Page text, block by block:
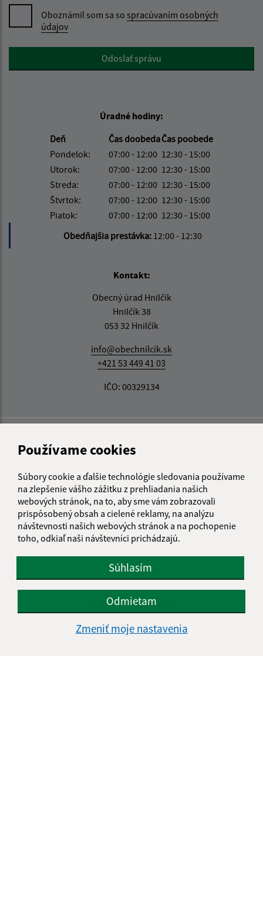
Používame cookies
Súbory cookie a ďalšie technológie sledovania používame
na zlepšenie vášho zážitku z prehliadania našich
webových stránok, na to, aby sme vám zobrazovali
prispôsobený obsah a cielené reklamy, na analýzu
návštevnosti našich webových stránok a na pochopenie
toho, odkiaľ naši návštevníci prichádzajú.
Súhlasím
Odmietam
Zmeniť moje nastavenia
Oboznámil som sa so spracúvaním osobných
údajov
Google reCaptcha ResponseOdoslať správu
Úradné hodiny:
Deň
Čas doobedaČas poobede
Pondelok:
07:00 - 12:00 12:30 - 15:00
Utorok:
07:00 - 12:00 12:30 - 15:00
Streda:
07:00 - 12:00 12:30 - 15:00
Štvrtok:
07:00 - 12:00 12:30 - 15:00
Piatok:
07:00 - 12:00 12:30 - 15:00
Obedňajšia prestávka: 12:00 - 12:30
Kontakt:
Obecný úrad Hnilčík
Hnilčík 38
053 32 Hnilčík
info@obechnilcik.sk
+421 53 449 41 03
IČO: 00329134
Informácie o stránke:
Vyhlásenie o prístupnosti